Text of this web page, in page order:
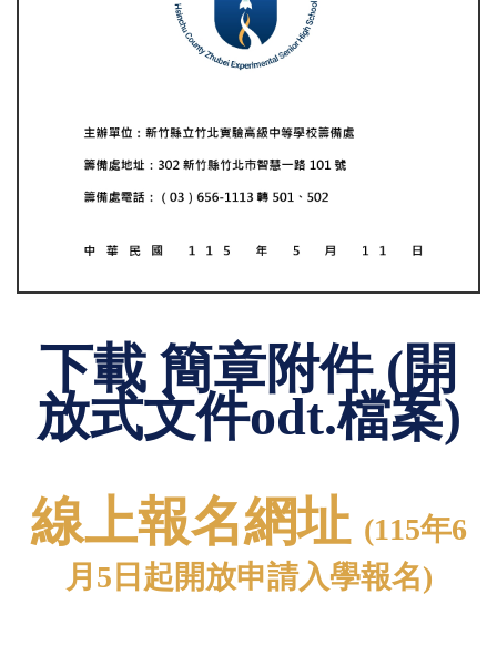
下載 簡章附件 (開
放式文件odt.檔案)
線上報名網址 (115年6
月5日起開放申請入學報名)